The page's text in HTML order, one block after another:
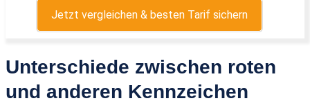
Jetzt vergleichen & besten Tarif sichern
Unterschiede zwischen roten
und anderen Kennzeichen